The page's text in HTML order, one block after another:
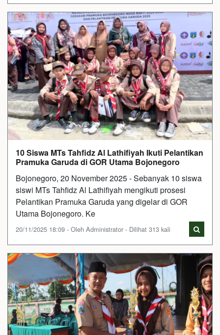
10 Siswa MTs Tahfidz Al Lathifiyah Ikuti Pelantikan
Pramuka Garuda di GOR Utama Bojonegoro
Bojonegoro, 20 November 2025 - Sebanyak 10 siswa
siswi MTs Tahfidz Al Lathifiyah mengikuti prosesi
Pelantikan Pramuka Garuda yang digelar di GOR
Utama Bojonegoro. Ke
20/11/2025 18:09 - Oleh Administrator - Dilihat 313 kali